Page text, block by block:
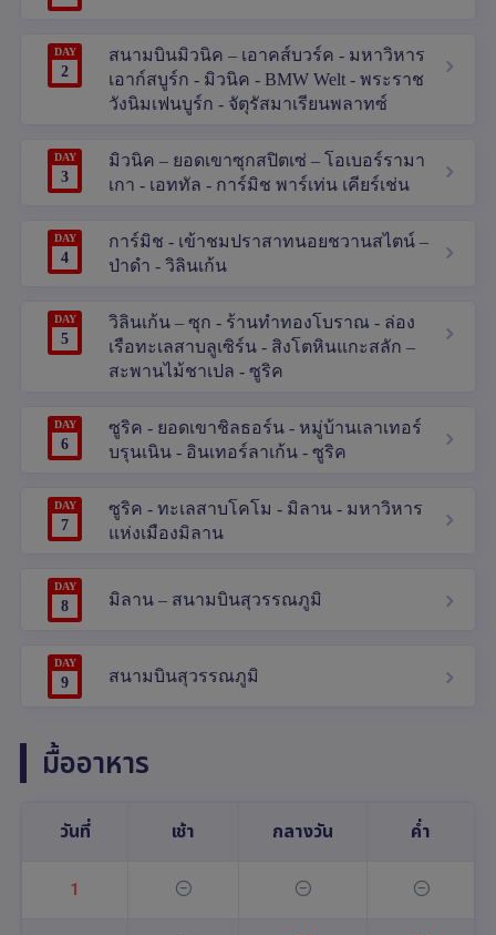
DAY
2
สนามบินมิวนิค – เอาคส์บวร์ค - มหาวิหาร
เอาก์สบูร์ก - มิวนิค - BMW Welt - พระราช
วังนิมเฟนบูร์ก - จัตุรัสมาเรียนพลาทซ์
DAY
3
มิวนิค – ยอดเขาซุกสปิตเซ่ – โอเบอร์รามา
เกา - เอททัล - การ์มิช พาร์เท่น เคียร์เช่น
DAY
4
การ์มิช - เข้าชมปราสาทนอยชวานสไตน์ –
ป่าดำ - วิลินเก้น
DAY
5
วิลินเก้น – ซุก - ร้านทำทองโบราณ - ล่อง
เรือทะเลสาบลูเซิร์น - สิงโตหินแกะสลัก –
สะพานไม้ชาเปล - ซูริค
DAY
6
ซูริค - ยอดเขาชิลธอร์น - หมู่บ้านเลาเทอร์
บรุนเนิน - อินเทอร์ลาเก้น - ซูริค
DAY
7
ซูริค - ทะเลสาบโคโม - มิลาน - มหาวิหาร
แห่งเมืองมิลาน
DAY
8 มิลาน – สนามบินสุวรรณภูมิ
DAY
9 สนามบินสุวรรณภูมิ
มื้ออาหาร
วันที่ เช้า กลางวัน ค่ำ
1